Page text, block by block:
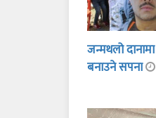
जन्मथलो
बनाउने सपना